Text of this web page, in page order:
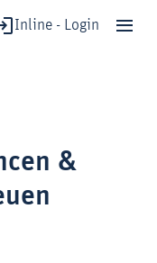
Inline - Login
&